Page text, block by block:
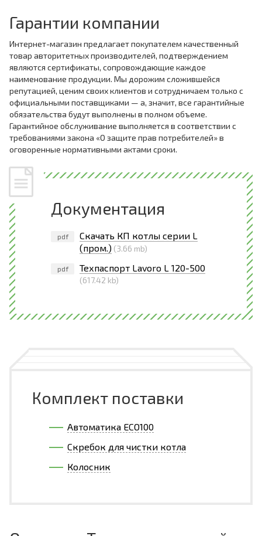
Гарантии компании
Интернет-магазин предлагает покупателем качественный
товар авторитетных производителей, подтверждением
являются сертификаты, сопровождающие каждое
наименование продукции. Мы дорожим сложившейся
репутацией, ценим своих клиентов и сотрудничаем только с
официальными поставщиками — а, значит, все гарантийные
обязательства будут выполнены в полном объеме.
Гарантийное обслуживание выполняется в соответствии с
требованиями закона «О защите прав потребителей» в
оговоренные нормативными актами сроки.
Документация
pdf
Скачать КП котлы серии L
(пром.) (3.66 mb)
pdf Техпаспорт Lavoro L 120-500
(617.42 kb)
Комплект поставки
Автоматика ECO100
Скребок для чистки котла
Колосник